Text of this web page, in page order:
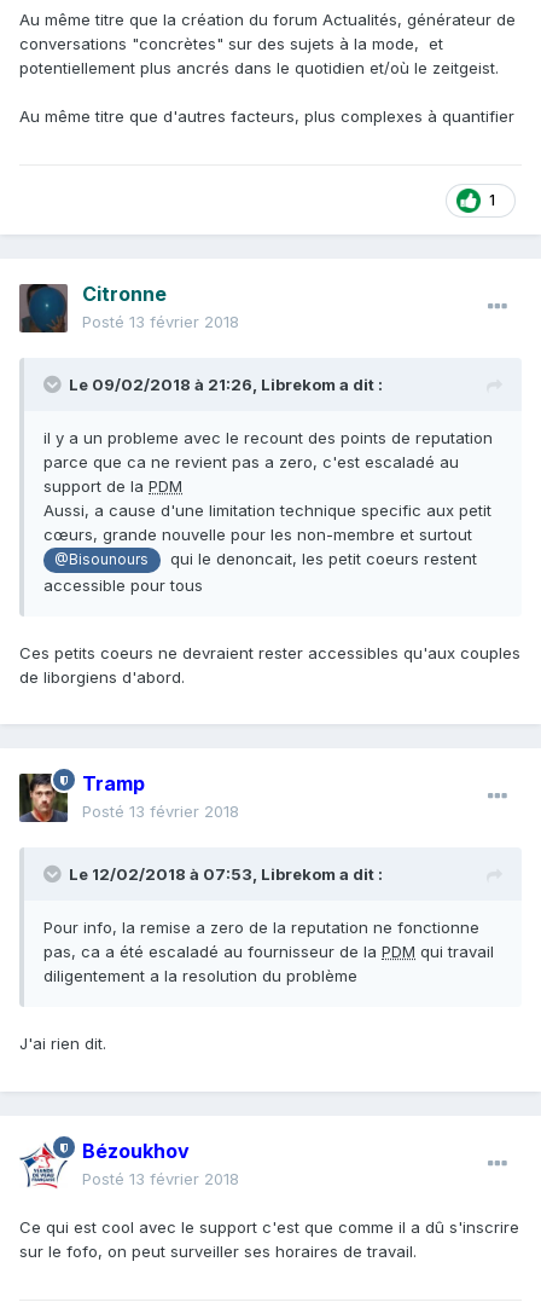
Au même titre que la création du forum Actualités, générateur de
conversations "concrètes" sur des sujets à la mode, et
potentiellement plus ancrés dans le quotidien et/où le zeitgeist.
Au même titre que d'autres facteurs, plus complexes à quantifier
1
Citronne
Posté 13 février 2018
Le 09/02/2018 à 21:26, Librekom a dit :
il y a un probleme avec le recount des points de reputation
parce que ca ne revient pas a zero, c'est escaladé au
support de la PDM
Aussi, a cause d'une limitation technique specific aux petit
cœurs, grande nouvelle pour les non-membre et surtout
@Bisounours
qui le denoncait, les petit coeurs restent
accessible pour tous
Ces petits coeurs ne devraient rester accessibles qu'aux couples
de liborgiens d'abord.
Tramp
Posté 13 février 2018
Le 12/02/2018 à 07:53, Librekom a dit :
Pour info, la remise a zero de la reputation ne fonctionne
pas, ca a été escaladé au fournisseur de la PDM qui travail
diligentement a la resolution du problème
J'ai rien dit.
Bézoukhov
Posté 13 février 2018
Ce qui est cool avec le support c'est que comme il a dû s'inscrire
sur le fofo, on peut surveiller ses horaires de travail.